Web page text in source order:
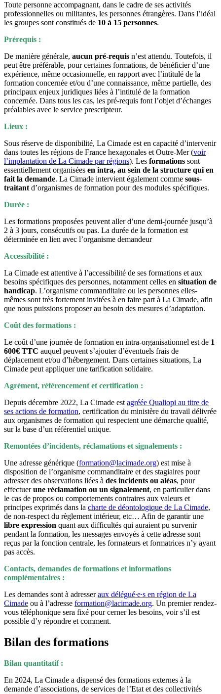
Toute personne accompagnant, dans le cadre de ses activités
professionnelles ou militantes, les personnes étrangères. Dans l’idéal
les groupes sont constitués de 10 à 15 personnes.
Prérequis :
De manière générale, aucun pré-requis n’est attendu. Toutefois, il
peut être préférable, pour certaines formations, de bénéficier d’une
expérience, même occasionnelle, en rapport avec l’intitulé de la
formation concernée et/ou d’une connaissance, même partielle, des
principaux enjeux juridiques liées à l’intitulé de la formation
concernée. Dans tous les cas, les pré-requis font l’objet d’échanges
préalables avec le service prescripteur.
Lieux :
Sous réserve de disponibilité, La Cimade est en capacité d’intervenir
dans toutes les régions de France hexagonales et Outre-Mer (voir
l’implantation de La Cimade par régions). Les formations sont
essentiellement organisées en intra, au sein de la structure qui en
fait la demande. La Cimade intervient également comme sous-
traitant d’organismes de formation pour des modules spécifiques.
Durée :
Les formations proposées peuvent aller d’une demi-journée jusqu’à
2 à 3 jours, consécutifs ou pas. La durée de la formation est
déterminée en lien avec l’organisme demandeur
Accessibilité :
La Cimade est attentive à l’accessibilité de ses formations et aux
besoins spécifiques des personnes, notamment celles en situation de
handicap. L’organisme commanditaire ou les personnes elles-
mêmes sont très fortement invitées à en faire part à La Cimade, afin
que nous puissions proposer au besoin des mesures d’adaptation.
Coût des formations :
Le coût d’une journée de formation en intra-organisationnel est de 1
600€ TTC auquel peuvent s’ajouter d’éventuels frais de
déplacement et/ou d’hébergement. Dans certaines situations, La
Cimade peut appliquer une tarification solidaire.
Agrément, référencement et certification :
Depuis décembre 2022, La Cimade est agréée Qualiopi au titre de
ses actions de formation, certification du ministère du travail délivrée
aux organismes de formation qui respectent une démarche qualité,
sur la base d’un référentiel unique.
Remontées d’incidents, réclamations et signalements :
Une adresse générique (formation@lacimade.org) est mise à
disposition de l’organisme commanditaire et des stagiaires pour
adresser des observations liées à des incidents ou aléas, pour
effectuerune réclamation ou un signalement, en particulier dans
le cas de propos ou comportements contraires aux valeurs et
principes exprimés dans la charte de déontologique de La Cimade,
de non-respect du règlement intérieur, etc… Afin de garantir une
libre expression quant aux difficultés qui auraient pu survenir
pendant la formation, les messages envoyés à cette adresse sont
reçus par la fonction centrale, les formateurs et formatrices n’y ayant
pas accès.
Contacts, demandes de formations et informations
complémentaires :
Les demandes sont à adresseraux délégué∙e∙s en région de La
Cimade ou à l’adresse formation@lacimade.org. Un premier rendez-
vous téléphonique sera fixé pour cerner les besoins, voir s’il est
possible d’y répondre et comment.
Bilan des formations
Bilan quantitatif :
En 2024, La Cimade a dispensé des formations externes à la
demande d’associations, de services de l’Etat et des collectivités